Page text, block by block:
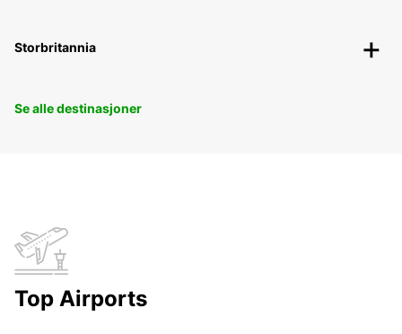
Storbritannia
Se alle destinasjoner
Top Airports